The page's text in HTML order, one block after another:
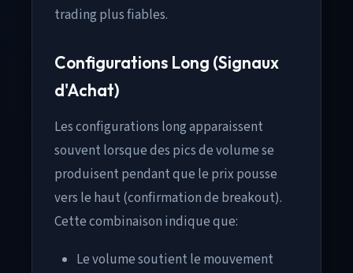
trading plus fiables.
Configurations Long (Signaux
d'Achat)
Les configurations long apparaissent
souvent lorsque des pics de volume se
produisent pendant que le prix pousse
vers le haut (confirmation de breakout).
Cette combinaison indique que:
Le volume soutient le mouvement